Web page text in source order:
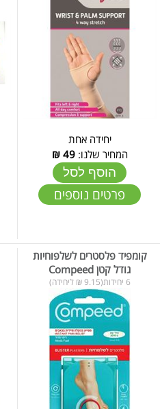
יחידה אחת
המחיר שלנו:49
₪
הוסף לסל
פרטים נוספים
קומפיד פלסטרים לשלפוחיות
גודל קטן Compeed
6 יחידות(9.15 ₪ ליחידה)